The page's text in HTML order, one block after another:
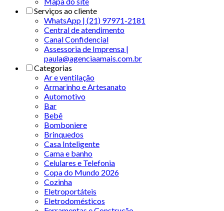
Serviços ao cliente
WhatsApp | (21) 97971-2181
Central de atendimento
Canal Confidencial
Assessoria de Imprensa |
paula@agenciaamais.com.br
Categorias
Ar e ventilação
Armarinho e Artesanato
Automotivo
Bar
Bebê
Bomboniere
Brinquedos
Casa Inteligente
Cama e banho
Celulares e Telefonia
Copa do Mundo 2026
Cozinha
Eletroportáteis
Eletrodomésticos